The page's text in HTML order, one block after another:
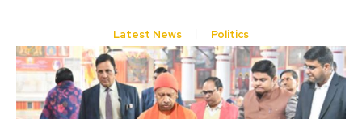
Latest News Politics